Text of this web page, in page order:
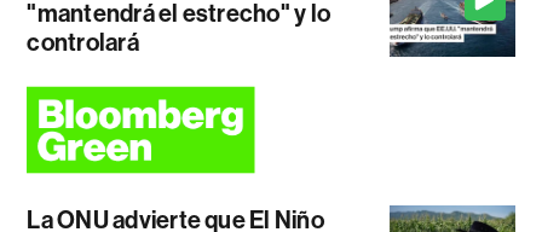
"mantendrá el estrecho" y lo
controlará
La ONU advierte que El Niño